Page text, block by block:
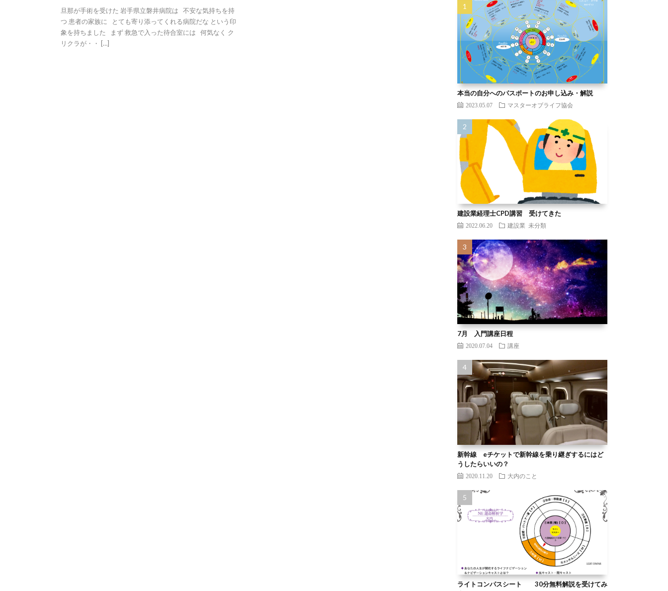
旦那が手術を受けた 岩手県立磐井病院は 不安な気持ちを持
つ 患者の家族に とても寄り添ってくれる病院だな という印
象を持ちました まず 救急で入った待合室には 何気なく ク
リクラが・・ […]
本当の自分へのパスポートのお申し込み・解説
2023.05.07 マスターオブライフ協会
建設業経理士CPD講習 受けてきた
2022.06.20 建設業 未分類
7月 入門講座日程
2020.07.04 講座
新幹線 eチケットで新幹線を乗り継ぎするにはど
うしたらいいの？
2020.11.20 大内のこと
ライトコンパスシート 30分無料解説を受けてみ